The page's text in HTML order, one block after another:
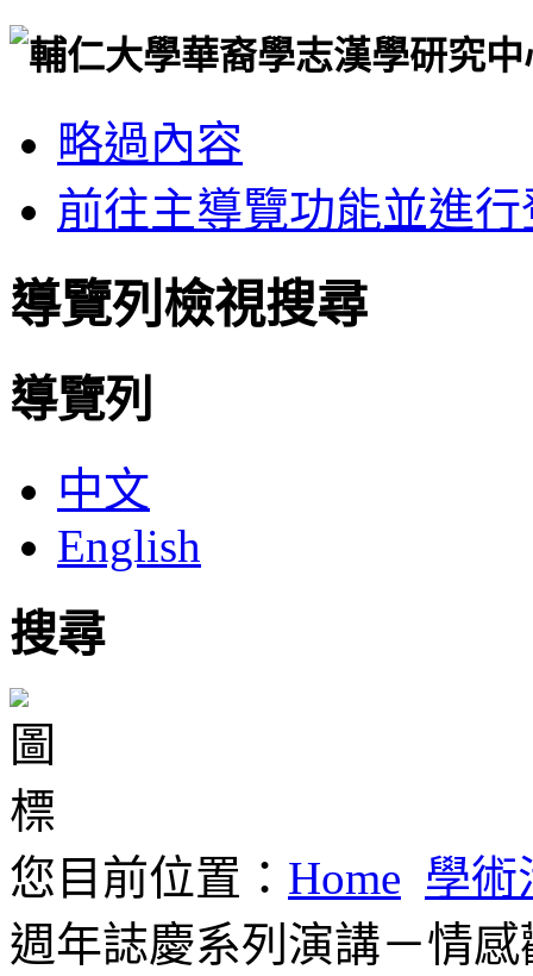
略過內容
前往主導覽功能並進行
導覽列檢視搜尋
導覽列
中文
English
搜尋
您目前位置： Home 學術
週年誌慶系列演講－情